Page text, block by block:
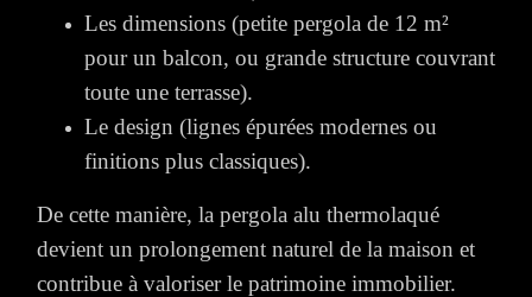
Les dimensions (petite pergola de 12 m²
pour un balcon, ou grande structure couvrant
toute une terrasse).
Le design (lignes épurées modernes ou
finitions plus classiques).
De cette manière, la pergola alu thermolaqué
devient un prolongement naturel de la maison et
contribue à valoriser le patrimoine immobilier.